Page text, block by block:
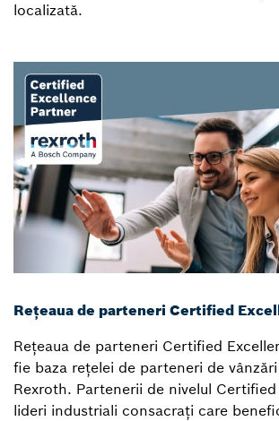
localizată.
Rețeaua de parteneri Certified
Rețeaua de parteneri Certified
fie baza rețelei de parteneri de
Rexroth. Partenerii de nivelul
lideri industriali consacrați care